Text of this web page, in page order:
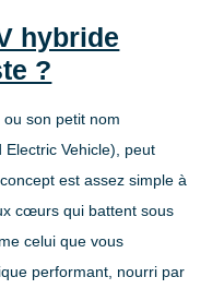
hybride
?
, ou son petit nom
Vehicle), peut
est assez simple à
cœurs qui battent sous
celui que vous
performant, nourri par